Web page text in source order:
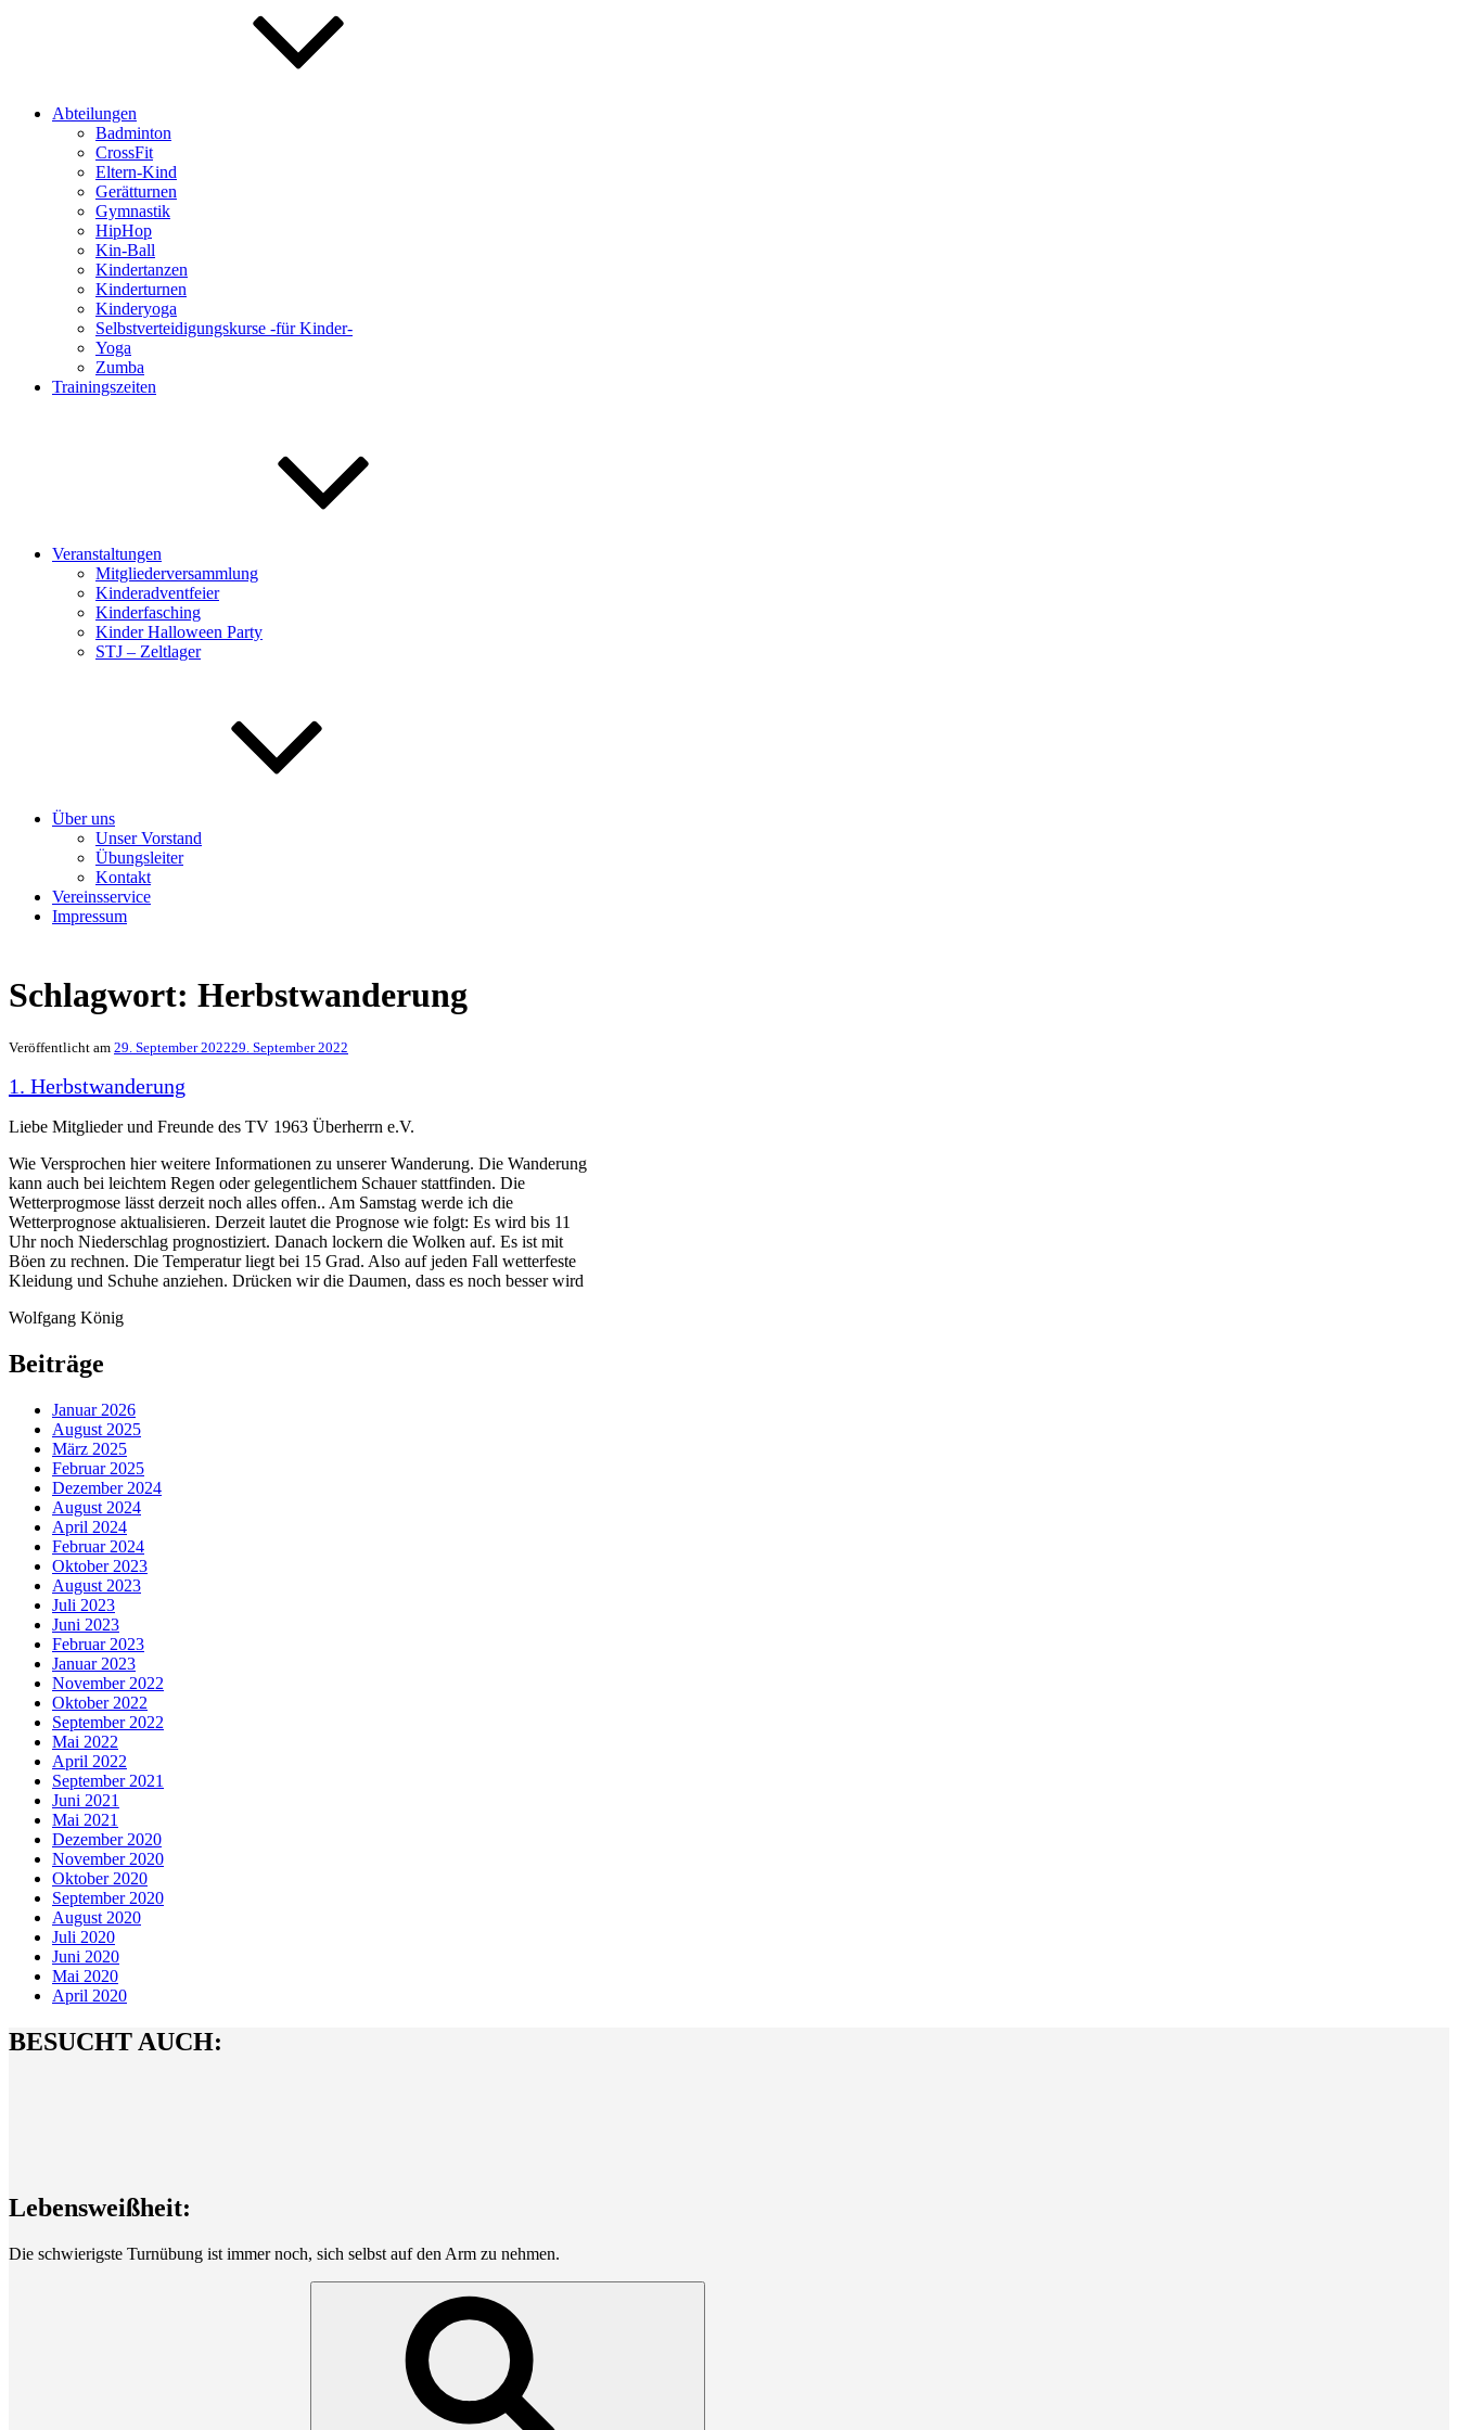
Abteilungen
Badminton
CrossFit
Eltern-Kind
Gerätturnen
Gymnastik
HipHop
Kin-Ball
Kindertanzen
Kinderturnen
Kinderyoga
Selbstverteidigungskurse -für Kinder-
Yoga
Zumba
Trainingszeiten
Veranstaltungen
Mitgliederversammlung
Kinderadventfeier
Kinderfasching
Kinder Halloween Party
STJ – Zeltlager
Über uns
Unser Vorstand
Übungsleiter
Kontakt
Vereinsservice
Impressum
Schlagwort: Herbstwanderung
Veröffentlicht am 29. September 202229. September 2022
1. Herbstwanderung
Liebe Mitglieder und Freunde des TV 1963 Überherrn e.V.
Wie Versprochen hier weitere Informationen zu unserer Wanderung. Die Wanderung
kann auch bei leichtem Regen oder gelegentlichem Schauer stattfinden. Die
Wetterprogmose lässt derzeit noch alles offen.. Am Samstag werde ich die
Wetterprognose aktualisieren. Derzeit lautet die Prognose wie folgt: Es wird bis 11
Uhr noch Niederschlag prognostiziert. Danach lockern die Wolken auf. Es ist mit
Böen zu rechnen. Die Temperatur liegt bei 15 Grad. Also auf jeden Fall wetterfeste
Kleidung und Schuhe anziehen. Drücken wir die Daumen, dass es noch besser wird
Wolfgang König
Beiträge
Januar 2026
August 2025
März 2025
Februar 2025
Dezember 2024
August 2024
April 2024
Februar 2024
Oktober 2023
August 2023
Juli 2023
Juni 2023
Februar 2023
Januar 2023
November 2022
Oktober 2022
September 2022
Mai 2022
April 2022
September 2021
Juni 2021
Mai 2021
Dezember 2020
November 2020
Oktober 2020
September 2020
August 2020
Juli 2020
Juni 2020
Mai 2020
April 2020
BESUCHT AUCH:
Lebensweißheit:
Die schwierigste Turnübung ist immer noch, sich selbst auf den Arm zu nehmen.